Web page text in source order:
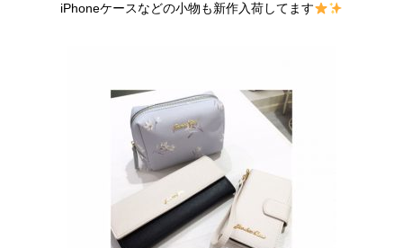
iPhoneケースなどの小物も新作入荷してます